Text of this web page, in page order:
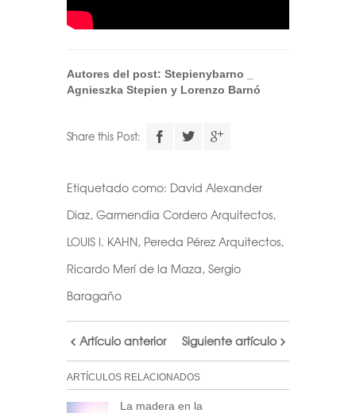
Autores del post: Stepienybarno
Agnieszka Stepien y Lorenzo Barnó
Descarga el
Realiza tu suscripción a
de este formularioy accede
al archivo descargable del
calendario de Arquitectas
Consulta tu correo para
confirmar la inscripción y
recibir noticias de nuestra
parte.
Share this Post:
Etiquetado como: David Alexander
Diaz, Garmendia Cordero Arquitectos,
LOUIS I. KAHN, Pereda Pérez Arquitectos,
Ricardo Merí de la Maza, Sergio
Baragaño
Artículo anterior Siguiente artículo
ARTÍCULOS RELACIONADOS
La madera en la